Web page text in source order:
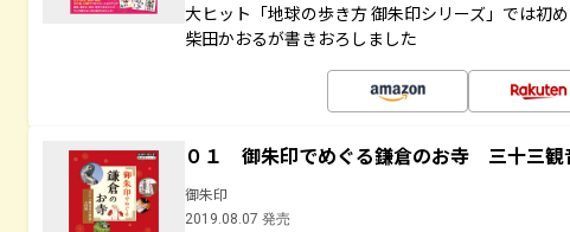
大ヒット「地球の歩き方 御朱印シリーズ」では初
柴田かおるが書きおろしました
０１ 御朱印でめぐる鎌倉のお寺 三十三
御朱印
2019.08.07 発売